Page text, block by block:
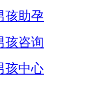
孩助孕
孩咨询
孩中心